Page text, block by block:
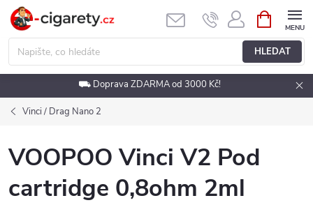
Přejít
obsah
HLEDAT
NÁKUPNÍ
KOŠÍK
⛟ Doprava ZDARMA od 3000 Kč!
Vinci / Drag Nano 2
VOOPOO Vinci V2 Pod
cartridge 0,8ohm 2ml